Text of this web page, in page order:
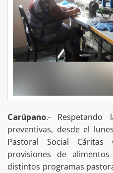
Carúpano.- Respetando
preventivas, desde el
Pastoral Social Cáritas
provisiones de
distintos programas